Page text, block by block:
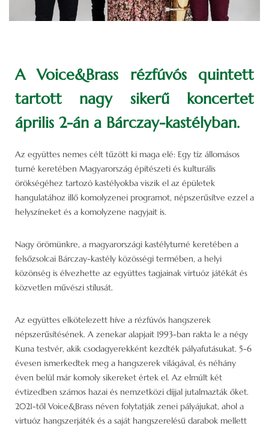
A Voice&Brass rézfúvós quintett
tartott nagy sikerű koncertet
április 2-án a Bárczay-kastélyban.
Az együttes nemes célt tűzött ki maga elé: Egy tíz állomásos
turné keretében Magyarország építészeti és kulturális
örökségéhez tartozó kastélyokba viszik el az épületek
hangulatához illő komolyzenei programot, népszerűsítve ezzel a
helyszíneket és a komolyzene nagyjait is.
Nagy örömünkre, a magyarországi kastélyturné keretében a
felsőzsolcai Bárczay-kastély közösségi termében, a helyi
közönség is élvezhette az együttes tagjainak virtuóz játékát és
közvetlen művészi stílusát.
Az együttes elkötelezett híve a rézfúvós hangszerek
népszerűsítésének. A zenekar alapjait 1993-ban rakta le a négy
Kuna testvér, akik csodagyerekként kezdték pályafutásukat. 5-6
évesen ismerkedtek meg a hangszerek világával, és néhány
éven belül már komoly sikereket értek el. Az elmúlt két
évtizedben számos hazai és nemzetközi díjjal jutalmazták őket.
2021-től Voice&Brass néven folytatják zenei pályájukat, ahol a
virtuóz hangszerjáték és a saját hangszerelésű darabok mellett